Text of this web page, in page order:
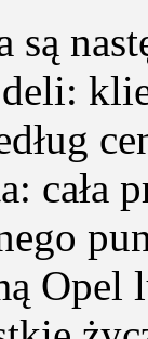
cała
Opel